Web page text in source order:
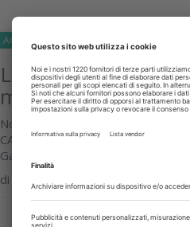
AGORA-DELLA-DOMENICA 22 Maggio
La cementazione
misconosciuto
Non pensi che i nuovi materiali
CAD/CAM ha cambiato i criteri
Gagliani tenta di dare una risposta....
di
Approfondisci